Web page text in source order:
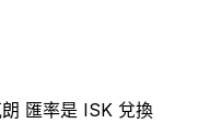
匯率是 ISK 兌換